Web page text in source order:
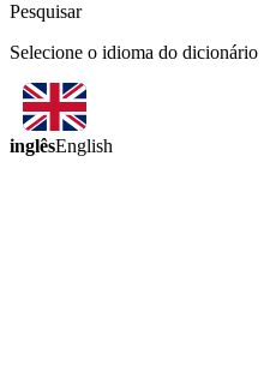
Pesquisar
Selecione o idioma do dicionário
inglêsEnglish